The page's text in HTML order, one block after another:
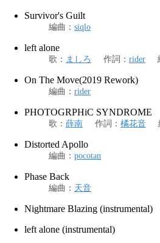
Survivor's Guilt
編曲 ： siqlo
left alone
歌 ： ましろ 作詞 ： rider
On The Move(2019 Rework)
編曲 ： rider
PHOTOGRPHiC SYNDROME
歌 ： 薛南 作詞 ： 橘花音
Distorted Apollo
編曲 ： pocotan
Phase Back
編曲 ： 天音
Nightmare Blazing (instrumental)
left alone (instrumental)